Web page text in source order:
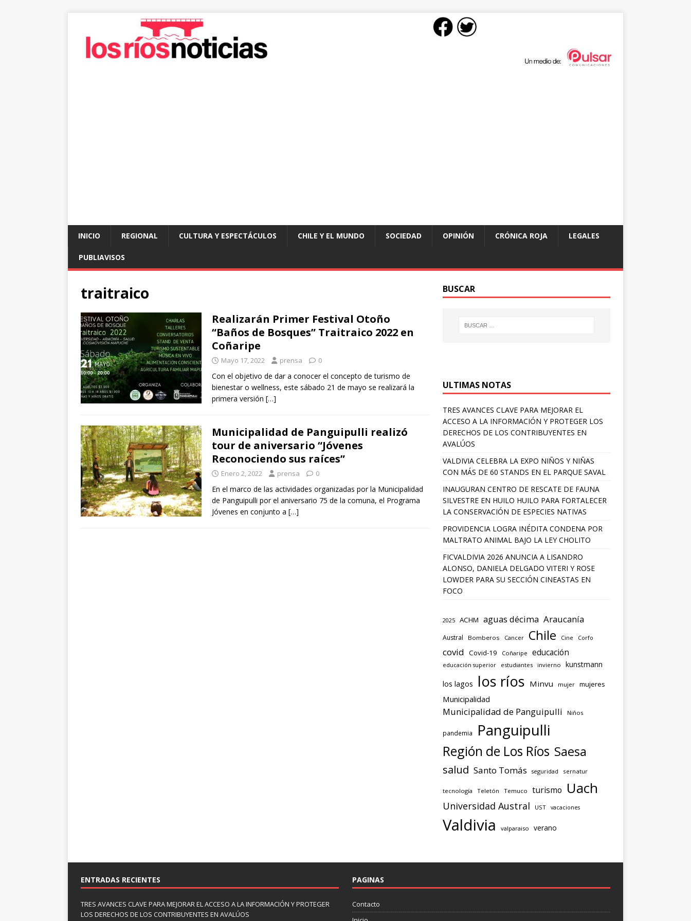
INICIO REGIONAL CULTURA Y ESPECTÁCULOS CHILE Y EL MUNDO SOCIEDAD OPINIÓN CRÓNICA ROJA LEGALES
PUBLIAVISOS
traitraico
Realizarán Primer Festival Otoño
“Baños de Bosques” Traitraico 2022 en
Coñaripe
Mayo 17, 2022 prensa 0
Con el objetivo de dar a conocer el concepto de turismo de
bienestar o wellness, este sábado 21 de mayo se realizará la
primera versión […]
Municipalidad de Panguipulli realizó
tour de aniversario “Jóvenes
Reconociendo sus raíces”
Enero 2, 2022 prensa 0
En el marco de las actividades organizadas por la Municipalidad
de Panguipulli por el aniversario 75 de la comuna, el Programa
Jóvenes en conjunto a […]
BUSCAR
ULTIMAS NOTAS
TRES AVANCES CLAVE PARA MEJORAR EL
ACCESO A LA INFORMACIÓN Y PROTEGER LOS
DERECHOS DE LOS CONTRIBUYENTES EN
AVALÚOS
VALDIVIA CELEBRA LA EXPO NIÑOS Y NIÑAS
CON MÁS DE 60 STANDS EN EL PARQUE SAVAL
INAUGURAN CENTRO DE RESCATE DE FAUNA
SILVESTRE EN HUILO HUILO PARA FORTALECER
LA CONSERVACIÓN DE ESPECIES NATIVAS
PROVIDENCIA LOGRA INÉDITA CONDENA POR
MALTRATO ANIMAL BAJO LA LEY CHOLITO
FICVALDIVIA 2026 ANUNCIA A LISANDRO
ALONSO, DANIELA DELGADO VITERI Y ROSE
LOWDER PARA SU SECCIÓN CINEASTAS EN
FOCO
2025 ACHM aguas décima Araucanía
Austral Bomberos Cancer Chile Cine Corfo
covid Covid-19 Coñaripe educación
educación superior estudiantes invierno kunstmann
los lagos los ríos Minvu mujer mujeres
Municipalidad
Municipalidad de Panguipulli Niños
pandemia Panguipulli
Región de Los Ríos Saesa
salud Santo Tomás seguridad sernatur
tecnología Teletón Temuco turismo Uach
Universidad Austral UST vacaciones
Valdivia valparaiso verano
ENTRADAS RECIENTES
TRES AVANCES CLAVE PARA MEJORAR EL ACCESO A LA INFORMACIÓN Y PROTEGER
LOS DERECHOS DE LOS CONTRIBUYENTES EN AVALÚOS
PAGINAS
Contacto